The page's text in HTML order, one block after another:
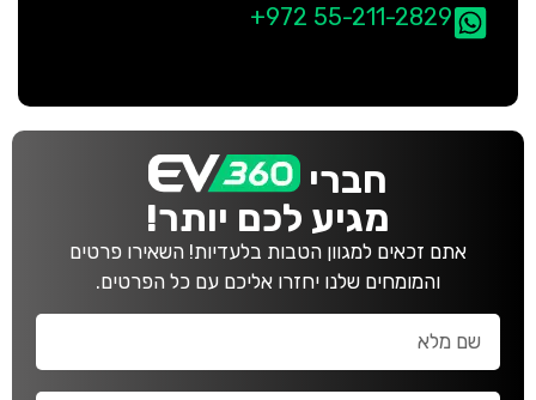
+972 55-211-2829
חברי
מגיע לכם יותר!
אתם זכאים למגוון הטבות בלעדיות! השאירו פרטים
והמומחים שלנו יחזרו אליכם עם כל הפרטים.